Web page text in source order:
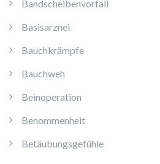
Bandscheibenvorfall
Basisarznei
Bauchkrämpfe
Bauchweh
Beinoperation
Benommenheit
Betäubungsgefühle